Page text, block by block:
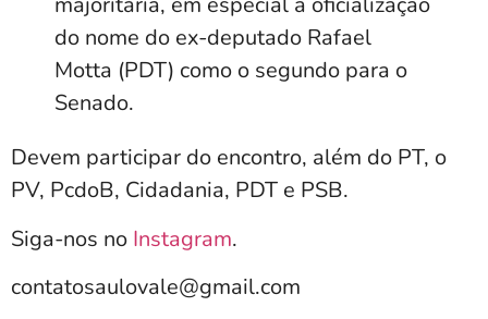
do nome do ex-deputado Rafael
Motta (PDT) como o segundo para o
Senado.
Devem participar do encontro, além do PT, o
PV, PcdoB, Cidadania, PDT e PSB.
Siga-nos no Instagram.
contatosaulovale@gmail.com